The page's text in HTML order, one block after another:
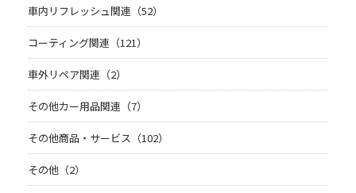
車内リフレッシュ関連（52）
コーティング関連（121）
車外リペア関連（2）
その他カー用品関連（7）
その他商品・サービス（102）
その他（2）